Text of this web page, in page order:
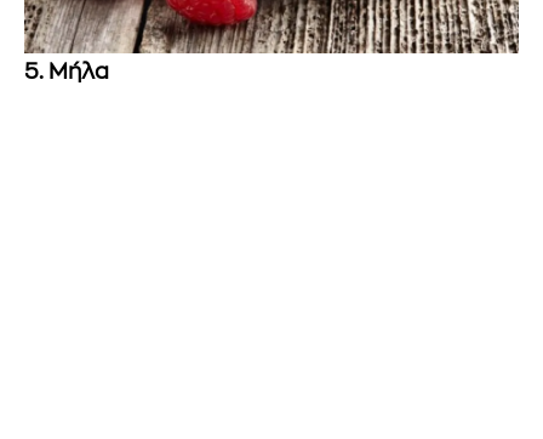
5. Μήλα